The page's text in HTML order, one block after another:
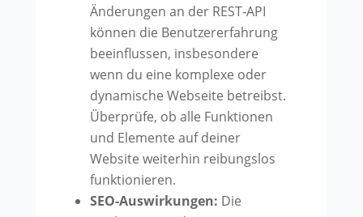
Änderungen an der REST-API
können die Benutzererfahrung
beeinflussen, insbesondere
wenn du eine komplexe oder
dynamische Webseite betreibst.
Überprüfe, ob alle Funktionen
und Elemente auf deiner
Website weiterhin reibungslos
funktionieren.
SEO-Auswirkungen: Die